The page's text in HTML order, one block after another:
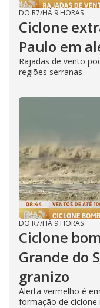
DO R7/HÁ 9 HORAS
Ciclone
Paulo em
Rajadas de vento
regiões serranas
DO R7/HÁ 9 HORAS
Ciclone
Grande do
granizo
Alerta vermelho é
formação de ciclone